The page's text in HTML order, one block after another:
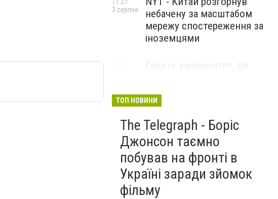
небачену за масштабом
мережу спостереження за
іноземцями
3 серпня
Горить університет, де
ТОП НОВИНИ
The Telegraph - Боріс
Джонсон таємно
побував на фронті в
Україні заради зйомок
фільму